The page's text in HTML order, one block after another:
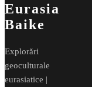
Eurasia
Baike
Explorări
geoculturale
eurasiatice |